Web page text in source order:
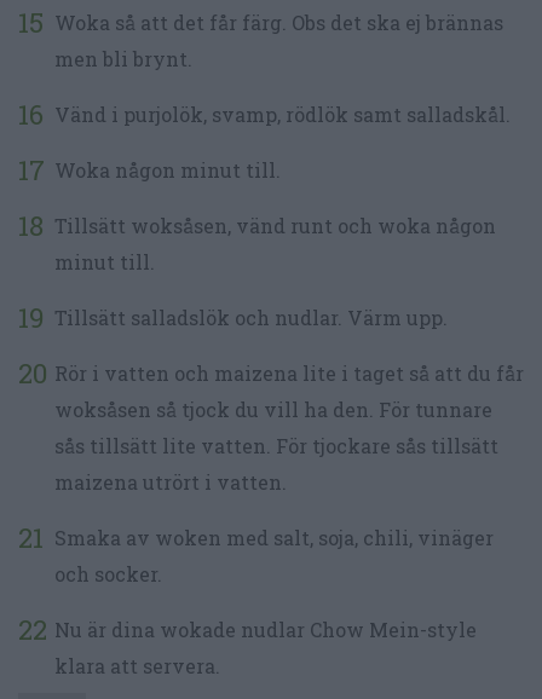
Woka så att det får färg. Obs det ska ej brännas
men bli brynt.
Vänd i purjolök, svamp, rödlök samt salladskål.
Woka någon minut till.
Tillsätt woksåsen, vänd runt och woka någon
minut till.
Tillsätt salladslök och nudlar. Värm upp.
Rör i vatten och maizena lite i taget så att du får
woksåsen så tjock du vill ha den. För tunnare
sås tillsätt lite vatten. För tjockare sås tillsätt
maizena utrört i vatten.
Smaka av woken med salt, soja, chili, vinäger
och socker.
Nu är dina wokade nudlar Chow Mein-style
klara att servera.